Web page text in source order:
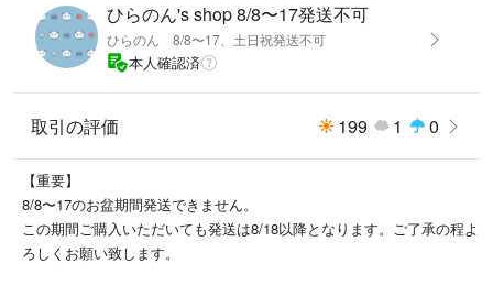
ひらのん's shop 8/8〜17発送不可
ひらのん 8/8〜17、土日祝発送不可
本人確認済
取引の評価 199 1 0
【重要】
8/8〜17のお盆期間発送できません。
この期間ご購入いただいても発送は8/18以降となります。ご了承の程よ
ろしくお願い致します。